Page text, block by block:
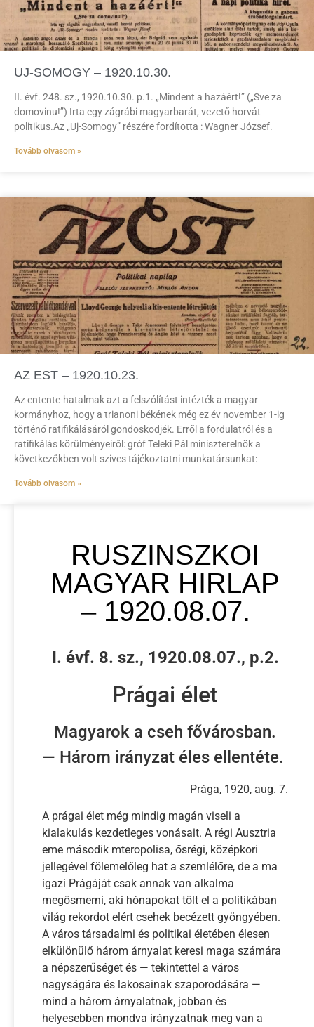
UJ-SOMOGY – 1920.10.30.
II. évf. 248. sz., 1920.10.30. p.1. „Mindent a hazáért!” („Sve za
domovinu!”) Irta egy zágrábi magyarbarát, vezető horvát
politikus.Az „Uj-Somogy” részére fordította : Wagner József.
Tovább olvasom »
AZ EST – 1920.10.23.
Az entente-hatalmak azt a felszólítást intézték a magyar
kormányhoz, hogy a trianoni békének még ez év november 1-ig
történő ratifikálásáról gondoskodjék. Erről a fordulatról és a
ratifikálás körülményeiről: gróf Teleki Pál miniszterelnök a
következőkben volt szives tájékoztatni munkatársunkat:
Tovább olvasom »
RUSZINSZKOI
MAGYAR HIRLAP
– 1920.08.07.
I. évf. 8. sz., 1920.08.07., p.2.
Prágai élet
Magyarok a cseh fővárosban.
— Három irányzat éles ellentéte.
Prága, 1920, aug. 7.
A prágai élet még mindig magán viseli a
kialakulás kezdetleges vonásait. A régi Ausztria
eme második mteropolisa, ősrégi, középkori
jellegével fölemelőleg hat a szemlélőre, de a ma
igazi Prágáját csak annak van alkalma
megösmerni, aki hónapokat tölt el a politikában
világ rekordot elért csehek becézett gyöngyében.
A város társadalmi és politikai életében élesen
elkülönülő három árnyalat keresi maga számára
a népszerűséget és — tekintettel a város
nagyságára és lakosainak szaporodására —
mind a három árnyalatnak, jobban és
helyesebben mondva irányzatnak meg van a